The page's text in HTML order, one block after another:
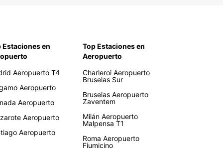
Estaciones en
Aeropuerto T4
Aeropuerto
Aeropuerto
Aeropuerto
Aeropuerto
Top Estaciones en
Aeropuerto
Charleroi Aeropuerto
Bruselas Sur
Bruselas Aeropuerto
Zaventem
Milán Aeropuerto
Malpensa T1
Roma Aeropuerto
Fiumicino